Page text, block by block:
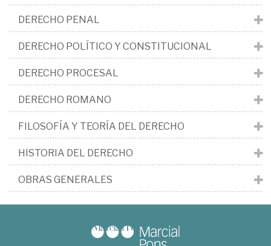
DERECHO PENAL
DERECHO POLÍTICO Y CONSTITUCIONAL
DERECHO PROCESAL
DERECHO ROMANO
FILOSOFÍA Y TEORÍA DEL DERECHO
HISTORIA DEL DERECHO
OBRAS GENERALES